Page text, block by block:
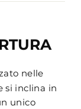
nelle
si inclina in
unico